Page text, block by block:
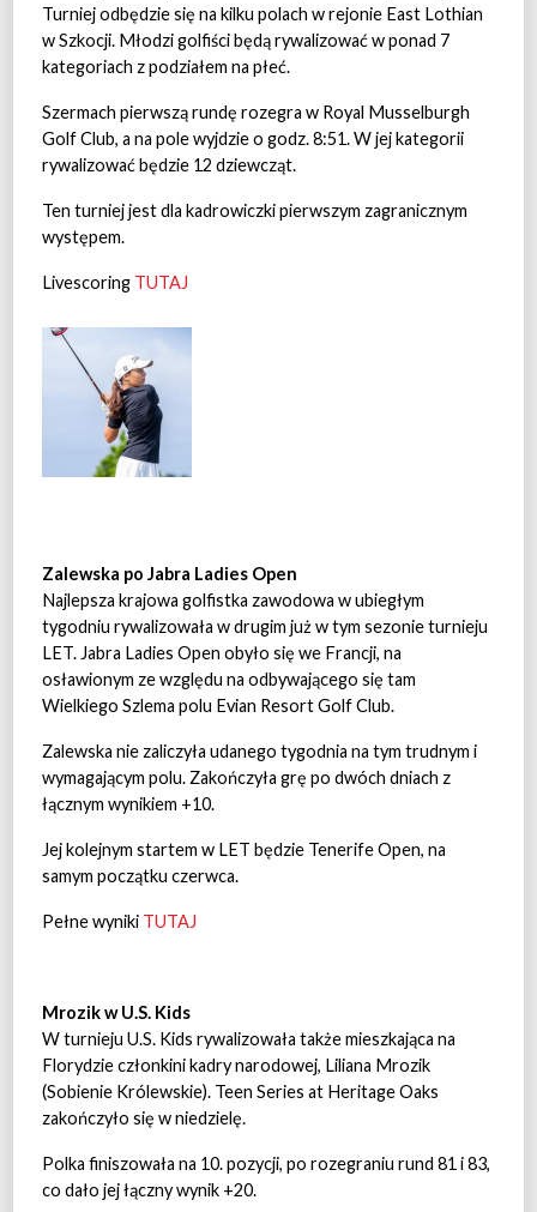
Turniej odbędzie się na kilku polach w rejonie East Lothian
w Szkocji. Młodzi golfiści będą rywalizować w ponad 7
kategoriach z podziałem na płeć.
Szermach pierwszą rundę rozegra w Royal Musselburgh
Golf Club, a na pole wyjdzie o godz. 8:51. W jej kategorii
rywalizować będzie 12 dziewcząt.
Ten turniej jest dla kadrowiczki pierwszym zagranicznym
występem.
Livescoring TUTAJ
Zalewska po Jabra Ladies Open
Najlepsza krajowa golfistka zawodowa w ubiegłym
tygodniu rywalizowała w drugim już w tym sezonie turnieju
LET. Jabra Ladies Open obyło się we Francji, na
osławionym ze względu na odbywającego się tam
Wielkiego Szlema polu Evian Resort Golf Club.
Zalewska nie zaliczyła udanego tygodnia na tym trudnym i
wymagającym polu. Zakończyła grę po dwóch dniach z
łącznym wynikiem +10.
Jej kolejnym startem w LET będzie Tenerife Open, na
samym początku czerwca.
Pełne wyniki TUTAJ
Mrozik w U.S. Kids
W turnieju U.S. Kids rywalizowała także mieszkająca na
Florydzie członkini kadry narodowej, Liliana Mrozik
(Sobienie Królewskie). Teen Series at Heritage Oaks
zakończyło się w niedzielę.
Polka finiszowała na 10. pozycji, po rozegraniu rund 81 i 83,
co dało jej łączny wynik +20.